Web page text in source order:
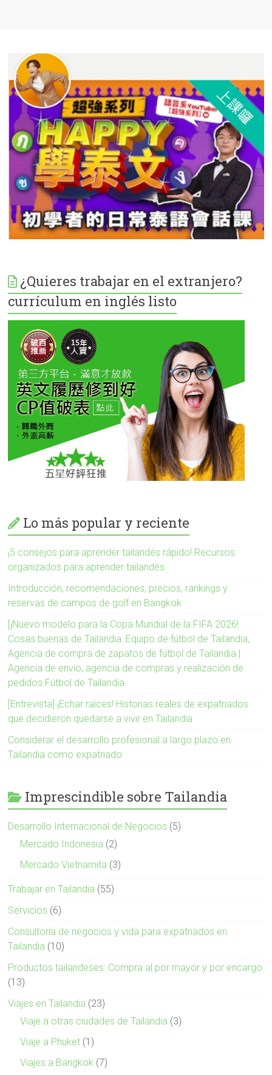
¿Quieres trabajar en el extranjero?
currículum en inglés listo
Lo más popular y reciente
¡5 consejos para aprender tailandés rápido! Recursos
organizados para aprender tailandés
Introducción, recomendaciones, precios, rankings y
reservas de campos de golf en Bangkok
[¡Nuevo modelo para la Copa Mundial de la FIFA 2026!
Cosas buenas de Tailandia: Equipo de fútbol de Tailandia,
Agencia de compra de zapatos de fútbol de Tailandia |
Agencia de envío, agencia de compras y realización de
pedidos Fútbol de Tailandia
[Entrevista] ¡Echar raíces! Historias reales de expatriados
que decidieron quedarse a vivir en Tailandia
Considerar el desarrollo profesional a largo plazo en
Tailandia como expatriado
Imprescindible sobre Tailandia
Desarrollo Internacional de Negocios (5)
Mercado Indonesia (2)
Mercado Vietnamita (3)
Trabajar en Tailandia (55)
Servicios (6)
Consultoría de negocios y vida para expatriados en
Tailandia (10)
Productos tailandeses: Compra al por mayor y por encargo
(13)
Viajes en Tailandia (23)
Viaje a otras ciudades de Tailandia (3)
Viaje a Phuket (1)
Viajes a Bangkok (7)